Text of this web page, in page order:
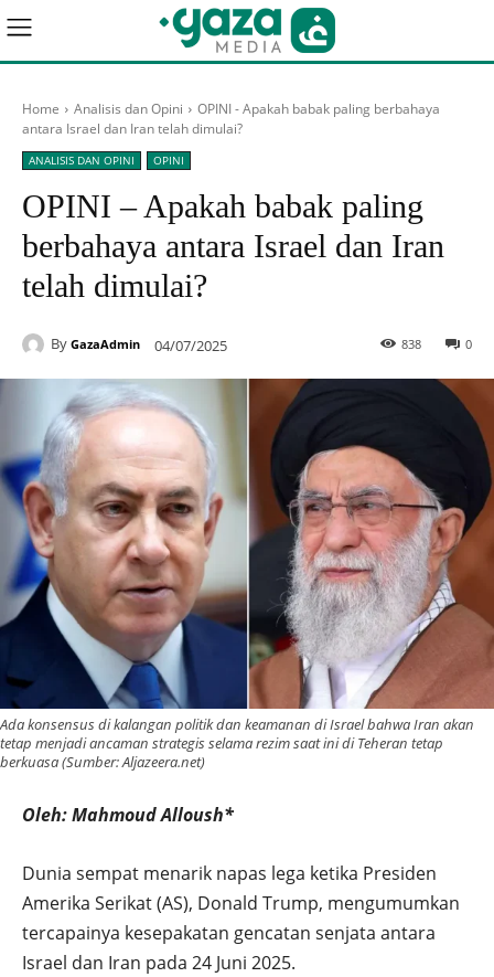
Home Analisis dan Opini
OPINI - Apakah babak paling berbahaya
antara Israel dan Iran telah dimulai?
ANALISIS DAN OPINI OPINI
OPINI – Apakah babak paling
berbahaya antara Israel dan Iran
telah dimulai?
By GazaAdmin 04/07/2025 0
838
Ada konsensus di kalangan politik dan keamanan di Israel bahwa Iran akan
tetap menjadi ancaman strategis selama rezim saat ini di Teheran tetap
berkuasa (Sumber: Aljazeera.net)
Oleh: Mahmoud Alloush*
Dunia sempat menarik napas lega ketika Presiden
Amerika Serikat (AS), Donald Trump, mengumumkan
tercapainya kesepakatan gencatan senjata antara
Israel dan Iran pada 24 Juni 2025.